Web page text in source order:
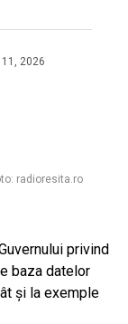
2026
radioresita.ro
privind
baza datelor
și la exemple